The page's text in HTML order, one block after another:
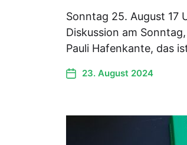
Sonntag 25. August 17
Diskussion am
Pauli Hafenkante, das
23. August 2024